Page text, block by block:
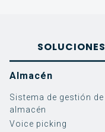
SOLUCIONES
Almacén
Sistema de gestión de
almacén
Voice picking